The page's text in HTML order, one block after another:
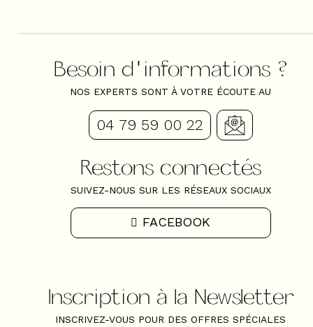
Besoin d'informations ?
NOS EXPERTS SONT À VOTRE ÉCOUTE AU
04 79 59 00 22
Restons connectés
SUIVEZ-NOUS SUR LES RÉSEAUX SOCIAUX
FACEBOOK
Inscription à la Newsletter
INSCRIVEZ-VOUS POUR DES OFFRES SPÉCIALES